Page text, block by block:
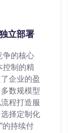
立部署
争的核心
控制的精
企业的盈
数规模型
程打造服
择定制化
的持续付